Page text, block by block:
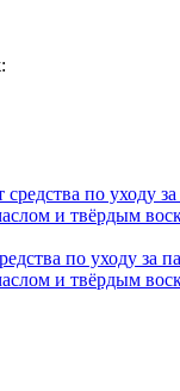
по уходу за
и твёрдым